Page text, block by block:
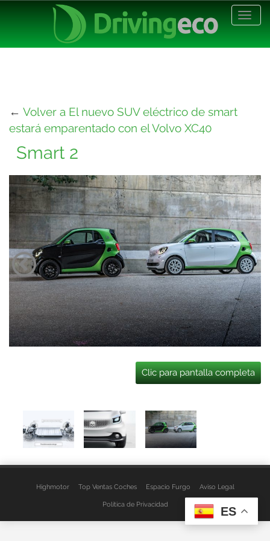
← Volver a El nuevo SUV eléctrico de smart
estará emparentado con el Volvo XC40
Smart 2
Clic para pantalla completa
Highmotor Top Ventas Coches Espacio Furgo Aviso Legal
Política de Privacidad
ES